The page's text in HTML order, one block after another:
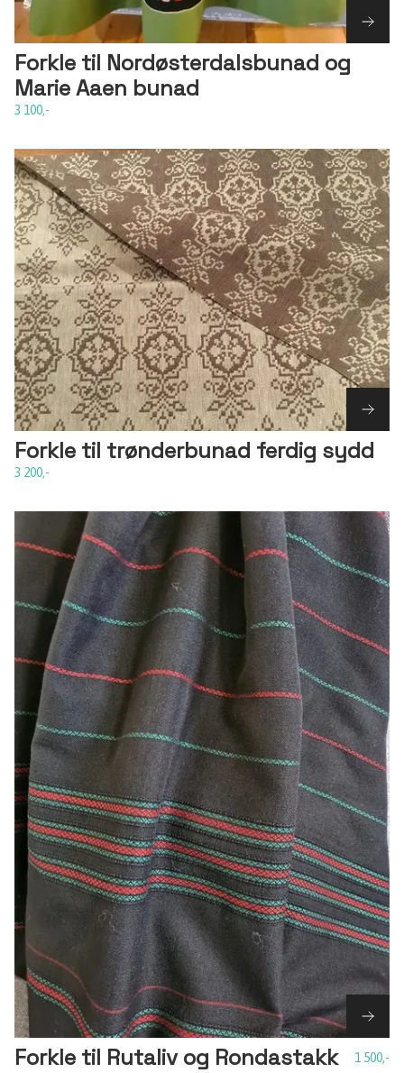
Forkle til Nordøsterdalsbunad og
Marie Aaen bunad
3 100,-
Forkle til trønderbunad ferdig sydd
3 200,-
Forkle til Rutaliv og Rondastakk 1 500,-